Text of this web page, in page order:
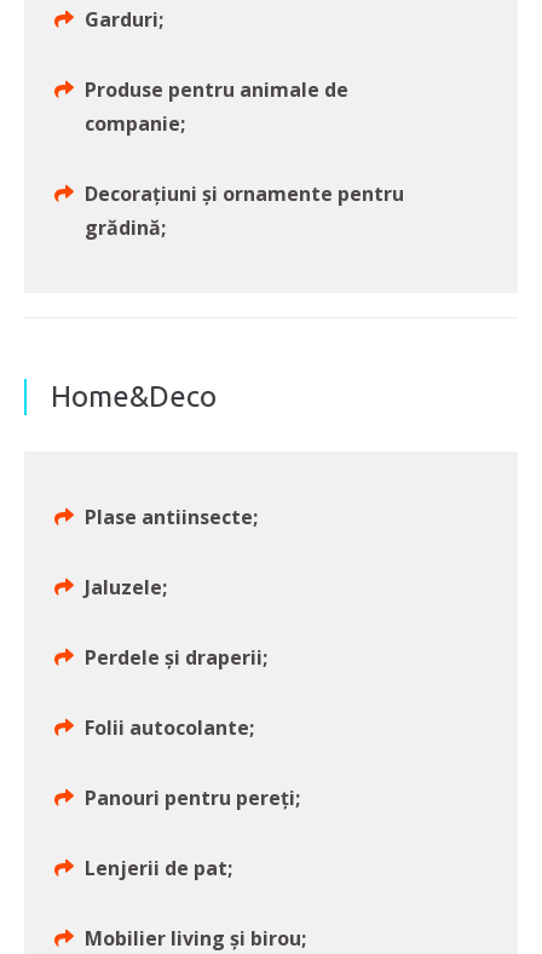
Garduri;
Produse pentru animale de
companie;
Decorațiuni și ornamente pentru
grădină;
Home&Deco
Plase antiinsecte;
Jaluzele;
Perdele și draperii;
Folii autocolante;
Panouri pentru pereți;
Lenjerii de pat;
Mobilier living și birou;